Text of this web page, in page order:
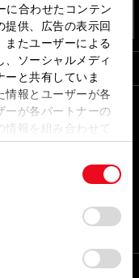
合わせたコンテン
提供、広告の表示回
またユーザーによる
ソーシャルメディ
と共有していま
情報とユーザーが各
ーが各パートナーの
報を組み合わせて
トの使用を続行する
存されることに同
)のオプトアウト、
たっては、当社の
ついて
」をご覧くだ
審査値）*1